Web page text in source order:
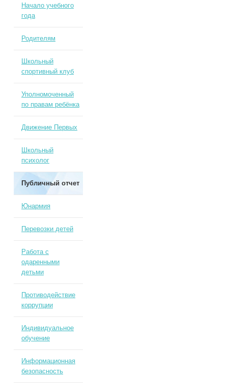
Начало учебного
года
Родителям
Школьный
спортивный клуб
Уполномоченный
по правам ребёнка
Движение Первых
Школьный
психолог
Публичный отчет
Юнармия
Перевозки детей
Работа с
одаренными
детьми
Противодействие
коррупции
Индивидуальное
обучение
Информационная
безопасность